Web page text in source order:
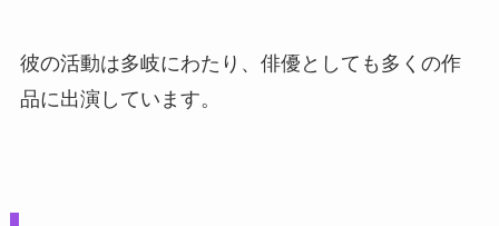
彼の活動は多岐にわたり、俳優としても多くの作
品に出演しています。